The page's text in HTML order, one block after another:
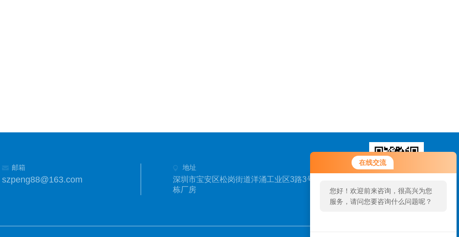
在线交流
您好！欢迎前来咨询，很高兴为您
服务，请问您要咨询什么问题呢？
邮箱
szpeng88@163.com
地址
深圳市宝安区松岗街道洋涌工业区3路3号B
栋厂房